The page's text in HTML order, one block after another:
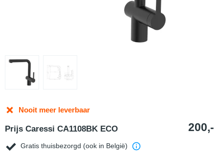
Nooit meer leverbaar
Prijs Caressi CA1108BK ECO 200,-
Gratis thuisbezorgd (ook in België)